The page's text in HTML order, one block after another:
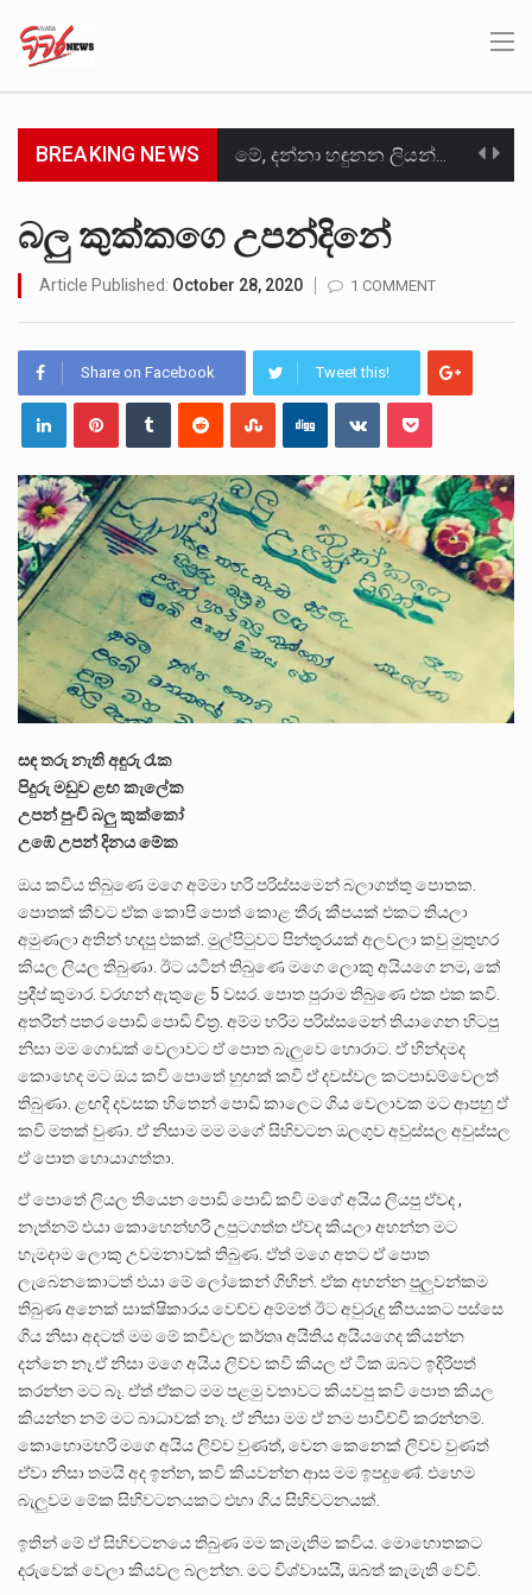
BREAKING NEWS මේ, දන්නා හඳුනන ලියන්නකුගේ නන්නාඳුනන අඩවියක සැරිසරා ලද ආස්වාදනීය මොහොතක සිංහාවලෝකනයකි .කෙටි කවියක දිගු බර…
උපරිමාධිකරණ විනිශ්චයකාරවරුන්ගේ හා ඉන් පහළ විනිශ්චයකාරවරුන්ගේ විශ්‍රාම වයස දීර්ඝ කිරීම සඳහා සකස් කර ඇති විසිදෙවන…
බන්ධනාගාර රැදවියන් 1,021 දෙනෙකු ඉකුත් වසර පහක කාලය තුලදී (2020 ජනවාරි 01 සිට 2025 දෙසැම්බර්…
අගෝස්තු මස දෙවන ඉරිදා ලිට් රූම් සූම් සංවාදය පැවැත්වෙන්නේ "කතා කරන මහ වැව" නම් නකතාවක්…
ලාල් කාන්ත ඇමතිවරයා අධිකරණ විනිශ්චයකාරවරුන්ගේ විශ්‍රාම යෑමේ වයස සම්බන්ධයෙන් නිහඬව සිටින ලෙස තමාට දැනුම් දුන්…
2011 වසරේදී දේශපාලන හා මානව හිමිකම් ක්‍රියාකාරීන් වන ලලිත්කුමාර් වීරරාජ් සහ කුගන් මුරුගානන්දන් යාපනයේදී අතුරුදන්…
බලු කුක්කගෙ උපන්දිනේ
Article Published: October 28, 2020 1 COMMENT
Share on Facebook Tweet this!
සඳ තරු නැති අඳුරු රෑක
පිදුරු මඩුව ළඟ කැලේක
උපන් පුංචි බලු කුක්කෝ
උඹේ උපන් දිනය මේක
ඔය කවිය තිබුණෙ මගෙ අම්මා හරි පරිස්සමෙන් බලාගත්තු පොතක.
පොතක් කීවට ඒක කොපි පොත් කොළ තීරු කීපයක් එකට තියලා
අමුණලා අතින් හදපු එකක්. මුල්පිටුවට පින්තූරයක් අලවලා කවු මුතුහර
කියල ලියල තිබුණා. ඊට යටින් තිබුණෙ මගෙ ලොකු අයියගෙ නම, කේ
ප්‍රදීප් කුමාර. වරහන් ඇතුළෙ 5 වසර. පොත පුරාම තිබුණෙ එක එක කවි.
අතරින් පතර පොඩි පොඩි චිත්‍ර. අම්ම හරිම පරිස්සමෙන් තියාගෙන හිටපු
නිසා මම ගොඩක් වෙලාවට ඒ පොත බැලුවෙ හොරාට. ඒ හින්දමද
කොහෙද මට ඔය කවි පොතේ හුඟක් කවි ඒ දවස්වල කටපාඩම්වෙලත්
තිබුණා. ළඟදි දවසක හිතෙන් පොඩි කාලෙට ගිය වෙලාවක මට ආපහු ඒ
කවි මතක් වුණා. ඒ නිසාම මම මගේ සිහිවටන ඔලගුව අවුස්සල අවුස්සල
ඒ පොත හොයාගත්තා.
ඒ පොතේ ලියල තියෙන පොඩි පොඩි කවි මගේ අයිය ලියපු ඒවද ,
නැත්නම් එයා කොහෙන්හරි උපුටගත්ත ඒවද කියලා අහන්න මට
හැමදාම ලොකු උවමනාවක් තිබුණ. ඒත් මගෙ අතට ඒ පොත
ලැබෙනකොටත් එයා මේ ලෝකෙන් ගිහින්. ඒක අහන්න පුලුවන්කම
තිබුණ අනෙක් සාක්ෂිකාරය වෙච්ච අම්මත් ඊට අවුරුදු කීපයකට පස්සෙ
ගිය නිසා අදටත් මම මේ කවිවල කර්තෘ අයිතිය අයියගෙද කියන්න
දන්නෙ නෑ.ඒ නිසා මගෙ අයිය ලිව්ව කවි කියල ඒ ටික ඔබට ඉදිරිපත්
කරන්න මට බෑ. ඒත් ඒකට මම පළමු වතාවට කියවපු කවි පොත කියල
කියන්න නම් මට බාධාවක් නෑ. ඒ නිසා මම ඒ නම පාවිච්චි කරන්නම්.
කොහොමහරි මගෙ අයිය ලිව්ව වුණත්, වෙන කෙනෙක් ලිව්ව වුණත්
ඒවා නිසා තමයි අද ඉන්න, කවි කියවන්න ආස මම ඉපදුණේ. එහෙම
බැලුවම මේක සිහිවටනයකට එහා ගිය සිහිවටනයක්.
ඉතින් මේ ඒ සිහිවටනයෙ තිබුණ මම කැමැතිම කවිය. මොහොතකට
දරුවෙක් වෙලා කියවල බලන්න. මට විශ්වාසයි, ඔබත් කැමැති වේවි.